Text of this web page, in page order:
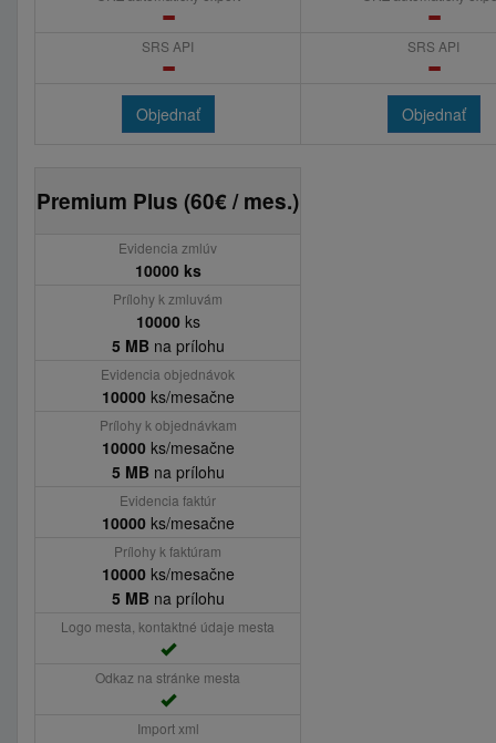
SRS API
Objednať
SRS API
Objednať
Premium Plus (60€ / mes.)
Evidencia zmlúv
10000 ks
Prílohy k zmluvám
10000 ks
5 MB na prílohu
Evidencia objednávok
10000 ks/mesačne
Prílohy k objednávkam
10000 ks/mesačne
5 MB na prílohu
Evidencia faktúr
10000 ks/mesačne
Prílohy k faktúram
10000 ks/mesačne
5 MB na prílohu
Logo mesta, kontaktné údaje mesta
Odkaz na stránke mesta
Import xml